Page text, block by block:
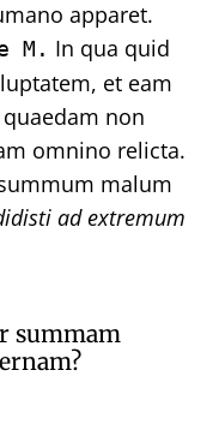
apparet.
M. In qua quid
et eam
non
omnino relicta.
malum
ad extremum
summam